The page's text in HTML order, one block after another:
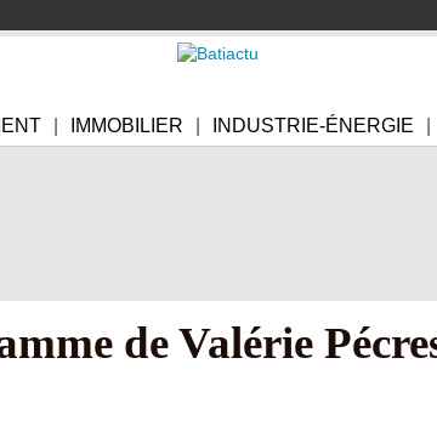
IMMOBILIER INDUSTRIE-ÉNERGIE
de Valérie